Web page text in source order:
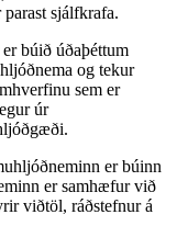
sjálfkrafa.
búið úðaþéttum
og tekur
sem er
úr
er búinn
er samhæfur við
viðtöl, ráðstefnur á